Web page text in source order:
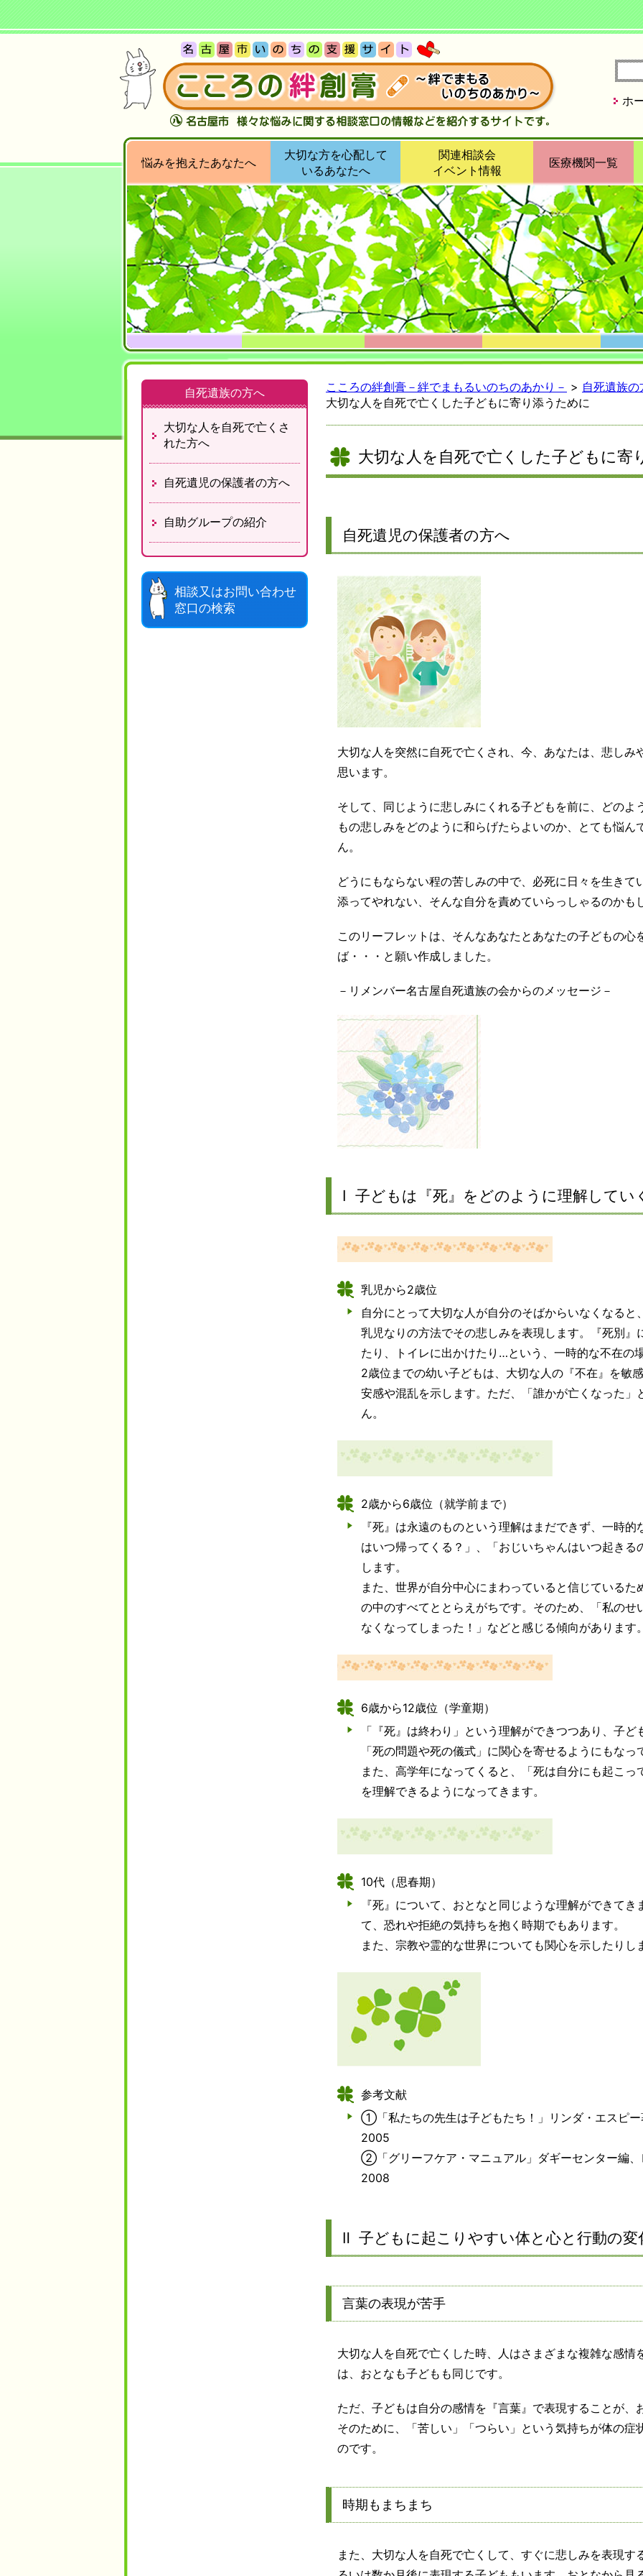
悩みを抱えたあなたへ
大切な方を心配して
いるあなたへ
関連相談会
イベント情報
医療機関一覧
ホ
こころの絆創膏－絆でまもるいのちのあかり－ > 自死遺族の
大切な人を自死で亡くした子どもに寄り添うために
大切な人を自死で亡くした子どもに寄
自死遺児の保護者の方へ
大切な人を突然に自死で亡くされ、今、あなたは、悲しみ
思います。
そして、同じように悲しみにくれる子どもを前に、どのよ
もの悲しみをどのように和らげたらよいのか、とても悩ん
ん。
どうにもならない程の苦しみの中で、必死に日々を生きて
添ってやれない、そんな自分を責めていらっしゃるのかも
このリーフレットは、そんなあなたとあなたの子どもの心
ば・・・と願い作成しました。
－リメンバー名古屋自死遺族の会からのメッセージ－
Ⅰ 子どもは『死』をどのように理解してい
乳児から2歳位
自分にとって大切な人が自分のそばからいなくなる
乳児なりの方法でその悲しみを表現します。『死別』
たり、トイレに出かけたり…という、一時的な不在の
2歳位までの幼い子どもは、大切な人の『不在』を敏
安感や混乱を示します。ただ、「誰かが亡くなった」
ん。
2歳から6歳位（就学前まで）
『死』は永遠のものという理解はまだできず、一時
はいつ帰ってくる？」、「おじいちゃんはいつ起き
します。
また、世界が自分中心にまわっていると信じている
の中のすべてととらえがちです。そのため、「私のせ
なくなってしまった！」などと感じる傾向があります
6歳から12歳位（学童期）
「『死』は終わり」という理解ができつつあり、子
「死の問題や死の儀式」に関心を寄せるようにもなっ
また、高学年になってくると、「死は自分にも起こ
を理解できるようになってきます。
10代（思春期）
『死』について、おとなと同じような理解ができて
て、恐れや拒絶の気持ちを抱く時期でもあります。
また、宗教や霊的な世界についても関心を示したりし
参考文献
①「私たちの先生は子どもたち！」リンダ・エスピ
2005
②「グリーフケア・マニュアル」ダギーセンター編
2008
Ⅱ 子どもに起こりやすい体と心と行動の変
言葉の表現が苦手
大切な人を自死で亡くした時、人はさまざまな複雑な感情
は、おとなも子どもも同じです。
ただ、子どもは自分の感情を『言葉』で表現することが、
そのために、「苦しい」「つらい」という気持ちが体の症
のです。
時期もまちまち
また、大切な人を自死で亡くして、すぐに悲しみを表現
自死遺族の方へ
大切な人を自死で亡くさ
れた方へ
自死遺児の保護者の方へ
自助グループの紹介
相談又はお問い合わせ
窓口の検索